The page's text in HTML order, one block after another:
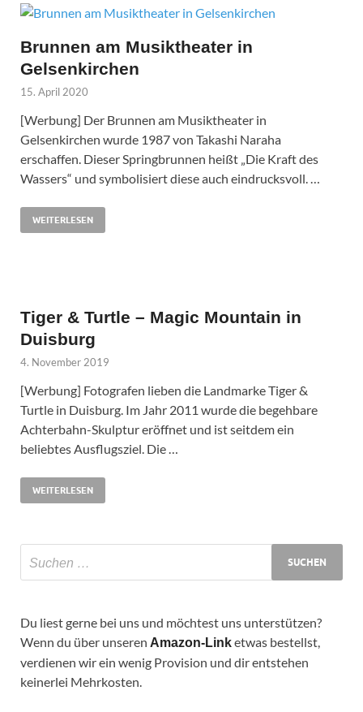
Brunnen am Musiktheater in
Gelsenkirchen
15. April 2020
[Werbung] Der Brunnen am Musiktheater in
Gelsenkirchen wurde 1987 von Takashi Naraha
erschaffen. Dieser Springbrunnen heißt „Die Kraft des
Wassers“ und symbolisiert diese auch eindrucksvoll. …
WEITERLESEN
Tiger & Turtle – Magic Mountain in
Duisburg
4. November 2019
[Werbung] Fotografen lieben die Landmarke Tiger &
Turtle in Duisburg. Im Jahr 2011 wurde die begehbare
Achterbahn-Skulptur eröffnet und ist seitdem ein
beliebtes Ausflugsziel. Die …
WEITERLESEN
Du liest gerne bei uns und möchtest uns unterstützen?
Wenn du über unseren Amazon-Linketwas bestellst,
verdienen wir ein wenig Provision und dir entstehen
keinerlei Mehrkosten.